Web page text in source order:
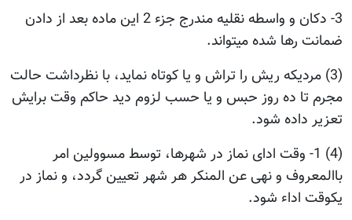
3- دکان و واسطه نقلیه مندرج جزء 2 این ماده بعد از دادن
ضمانت رها شده میتواند.
(3) مردیکه ریش را تراش و یا کوتاه نماید، با نظرداشت حالت
مجرم تا ده روز حبس و یا حسب لزوم دید حاکم وقت برایش
تعزیر داده شود.
(4) 1- وقت ادای نماز در شهرها، توسط مسوولین امر
باالمعروف و نهی عن المنکر هر شهر تعیین گردد، و نماز در
یکوقت اداء شود.